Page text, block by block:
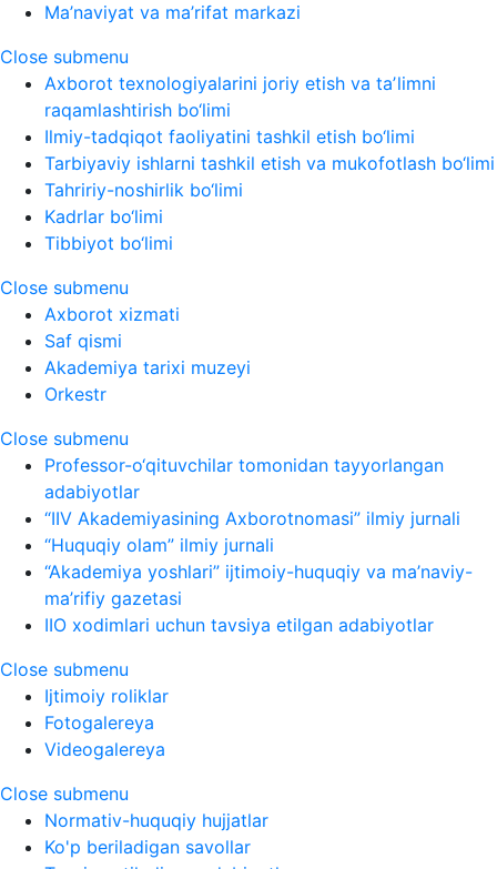
Ma’naviyat va ma’rifat markazi
Close submenu
Axborot texnologiyalarini joriy etish va taʼlimni
raqamlashtirish bo‘limi
Ilmiy-tadqiqot faoliyatini tashkil etish bo‘limi
Tarbiyaviy ishlarni tashkil etish va mukofotlash bo‘limi
Tahririy-noshirlik bo‘limi
Kadrlar bo‘limi
Tibbiyot bo‘limi
Close submenu
Axborot xizmati
Saf qismi
Akademiya tarixi muzeyi
Orkestr
Close submenu
Professor-o‘qituvchilar tomonidan tayyorlangan
adabiyotlar
“IIV Akademiyasining Axborotnomasi” ilmiy jurnali
“Huquqiy olam” ilmiy jurnali
“Akademiya yoshlari” ijtimoiy-huquqiy va ma’naviy-
ma’rifiy gazetasi
IIO xodimlari uchun tavsiya etilgan adabiyotlar
Close submenu
Ijtimoiy roliklar
Fotogalereya
Videogalereya
Close submenu
Normativ-huquqiy hujjatlar
Ko'p beriladigan savollar